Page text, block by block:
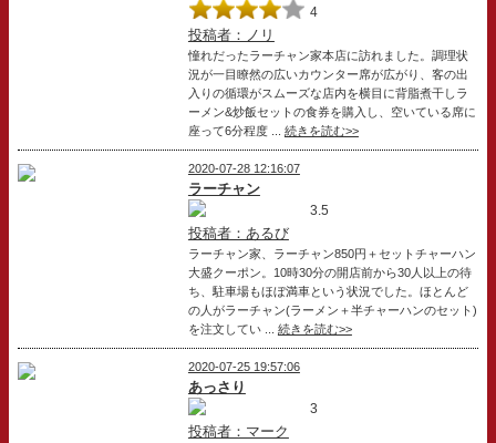
4
投稿者：ノリ
憧れだったラーチャン家本店に訪れました。調理状
況が一目瞭然の広いカウンター席が広がり、客の出
入りの循環がスムーズな店内を横目に背脂煮干しラ
ーメン&炒飯セットの食券を購入し、空いている席に
座って6分程度 ... 続きを読む>>
2020-07-28 12:16:07
ラーチャン
3.5
投稿者：あるび
ラーチャン家、ラーチャン850円＋セットチャーハン
大盛クーポン。10時30分の開店前から30人以上の待
ち、駐車場もほぼ満車という状況でした。ほとんど
の人がラーチャン(ラーメン＋半チャーハンのセット)
を注文してい ... 続きを読む>>
2020-07-25 19:57:06
あっさり
3
投稿者：マーク